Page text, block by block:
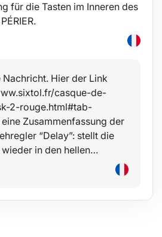
für die Tasten im Inneren des
Nachricht. Hier der Link
casque-de-
2-rouge.html#tab-
Zusammenfassung der
“Delay”: stellt die
in den hellen…